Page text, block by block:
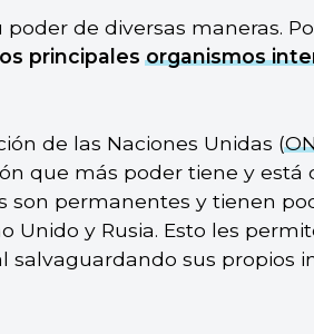
de diversas maneras.
principalesorganismos
de las Naciones Unidas (
que más poder tiene y está
son permanentes y tienen
Unido y Rusia. Esto les
salvaguardando sus propios